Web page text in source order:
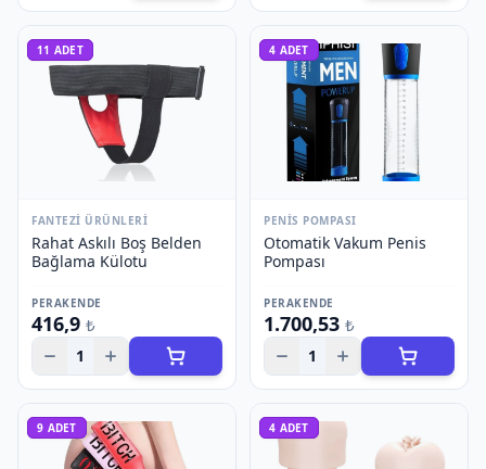
11 ADET
FANTEZI ÜRÜNLERI
Rahat Askılı Boş Belden
Bağlama Külotu
PERAKENDE
416,9 ₺
1
4 ADET
PENIS POMPASI
Otomatik Vakum Penis
Pompası
PERAKENDE
1.700,53 ₺
1
9 ADET 4 ADET